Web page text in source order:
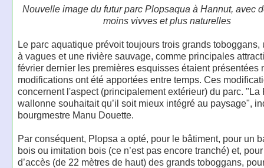
Nouvelle image du futur parc Plopsaqua à Hannut, avec
moins vivves et plus naturelles
Le parc aquatique prévoit toujours trois grands toboggans,
à vagues et une rivière sauvage, comme principales
février dernier les premières esquisses étaient présentées
modifications ont été apportées entre temps. Ces
concernent l'aspect (principalement extérieur) du parc. "La
wallonne souhaitait qu’il soit mieux intégré au paysage",
bourgmestre Manu Douette.
Par conséquent, Plopsa a opté, pour le bâtiment, pour un
bois ou imitation bois (ce n’est pas encore tranché) et,
d’accès (de 22 mètres de haut) des grands toboggans,